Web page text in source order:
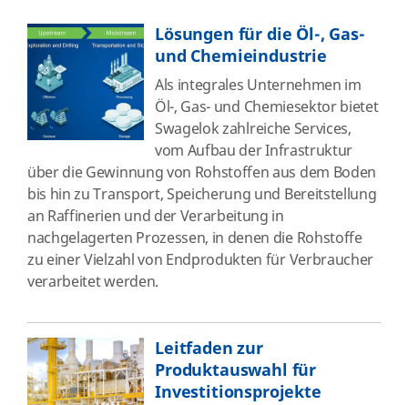
Lösungen für die Öl-, Gas-
und Chemieindustrie
Als integrales Unternehmen im
Öl-, Gas- und Chemiesektor bietet
Swagelok zahlreiche Services,
vom Aufbau der Infrastruktur
über die Gewinnung von Rohstoffen aus dem Boden
bis hin zu Transport, Speicherung und Bereitstellung
an Raffinerien und der Verarbeitung in
nachgelagerten Prozessen, in denen die Rohstoffe
zu einer Vielzahl von Endprodukten für Verbraucher
verarbeitet werden.
Leitfaden zur
Produktauswahl für
Investitionsprojekte